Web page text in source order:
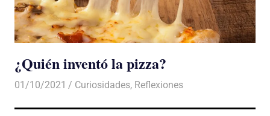
¿Quién inventó la pizza?
01/10/2021 De todo un Poco
Curiosidades, Reflexiones